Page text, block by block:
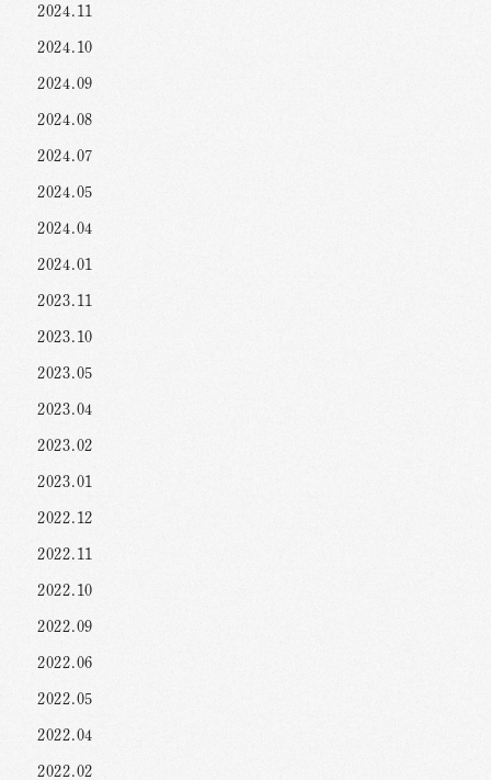
2024.11
2024.10
2024.09
2024.08
2024.07
2024.05
2024.04
2024.01
2023.11
2023.10
2023.05
2023.04
2023.02
2023.01
2022.12
2022.11
2022.10
2022.09
2022.06
2022.05
2022.04
2022.02